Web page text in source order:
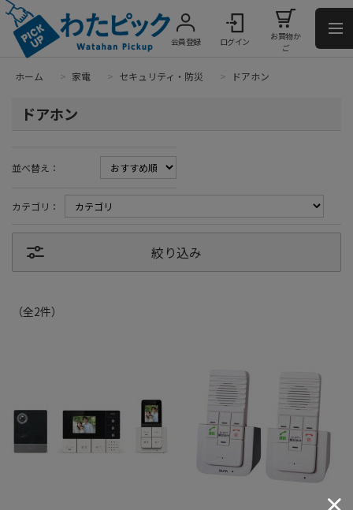
会員登録 ログイン
お買物か
ご
ホーム > 家電 > セキュリティ・防災 > ドアホン
ドアホン
並べ替え：
カテゴリ：
絞り込み
（全2件）